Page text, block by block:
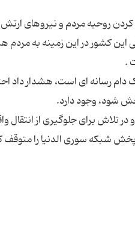
روحیه مردم و نیروهای ارتش
این کشور در این زمینه به
یک دام رسانه ای است، هشدار داد
برای جلوگیری از انتقال